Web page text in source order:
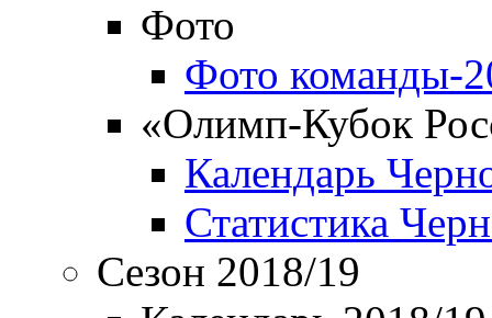
Фото
Фото команды-
«Олимп-Кубок
Календарь
Статистика
Сезон 2018/19